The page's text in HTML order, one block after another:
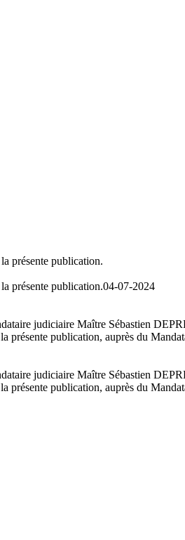
présente publication.
présente publication.04-07-2024
judiciaire Maître Sébastien
présente publication, auprès du
judiciaire Maître Sébastien
présente publication, auprès du